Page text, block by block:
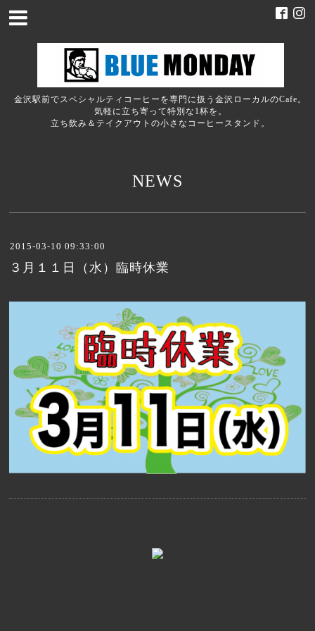
金沢駅前でスペシャルティコーヒーを専門に扱う金沢ローカルのCafe。
気軽に立ち寄って特別な1杯を。
立ち飲み＆テイクアウトの小さなコーヒースタンド。
NEWS
2015-03-10 09:33:00
３月１１日（水）臨時休業